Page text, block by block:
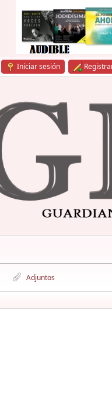
Iniciar sesión
Adjuntos